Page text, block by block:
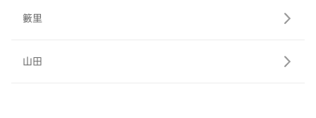
籔里
山田